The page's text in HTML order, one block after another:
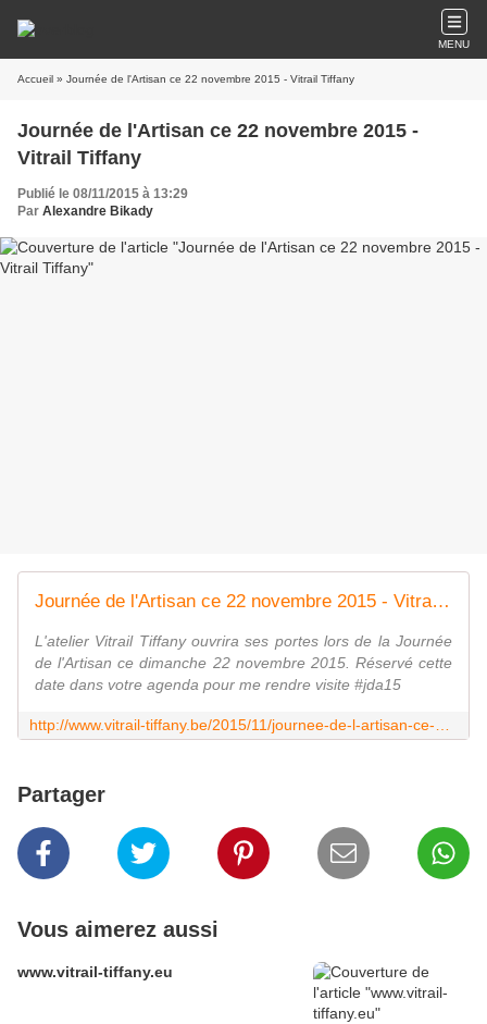
MENU
Accueil » Journée de l'Artisan ce 22 novembre 2015 - Vitrail Tiffany
Journée de l'Artisan ce 22 novembre 2015 -
Vitrail Tiffany
Publié le 08/11/2015 à 13:29
Par Alexandre Bikady
Journée de l'Artisan ce 22 novembre 2015 - Vitrail Tiffany
L'atelier Vitrail Tiffany ouvrira ses portes lors de la Journée
de l'Artisan ce dimanche 22 novembre 2015. Réservé cette
date dans votre agenda pour me rendre visite #jda15
Partager
Vous aimerez aussi
www.vitrail-tiffany.eu